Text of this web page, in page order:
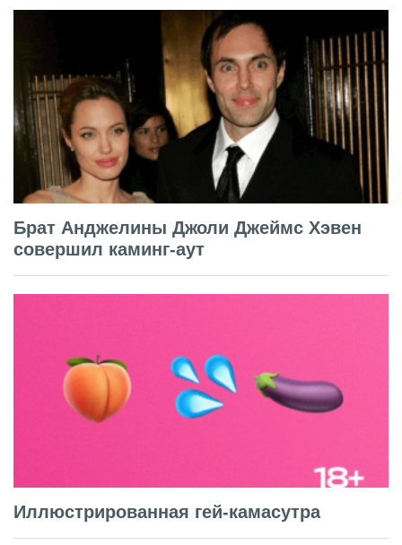
Брат Анджелины Джоли Джеймс Хэвен
совершил каминг-аут
Иллюстрированная гей-камасутра